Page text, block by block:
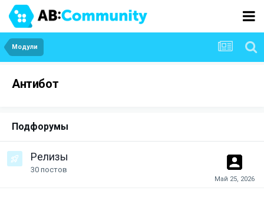
Модули
Антибот
Подфорумы
Релизы
30 постов